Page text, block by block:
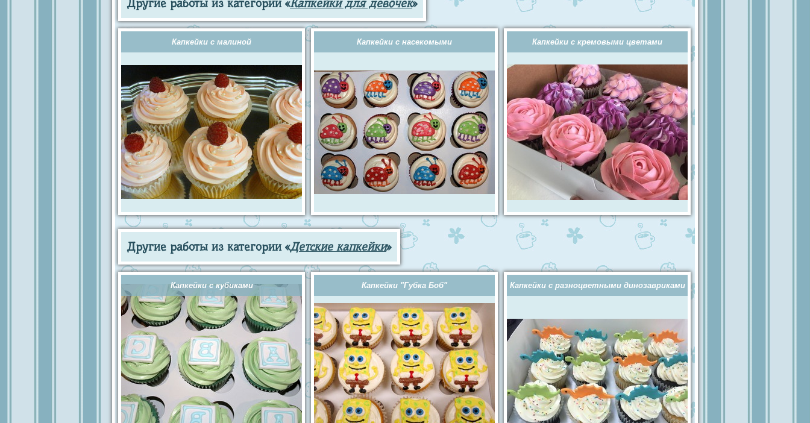
Другие работы из категории «Капкейки для девочек»
Капкейки с малиной Капкейки с насекомыми Капкейки с кремовыми цветами
Другие работы из категории «Детские капкейки»
Капкейки с кубиками Капкейки "Губка Боб" Капкейки с разноцветными динозавриками